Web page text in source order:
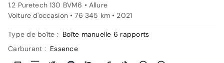
1.2 Puretech 130 BVM6 • Allure
Voiture d'occasion • 76 345 km • 2021
Type de boîte : Boîte manuelle 6 rapports
Carburant : Essence